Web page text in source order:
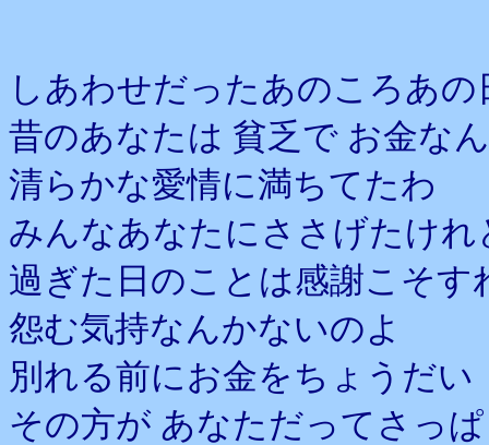
しあわせだったあのころあの
昔のあなたは 貧乏で お金な
清らかな愛情に満ちてたわ
みんなあなたにささげたけれ
過ぎた日のことは感謝こそす
怨む気持なんかないのよ
別れる前にお金をちょうだい
その方が あなただってさっ